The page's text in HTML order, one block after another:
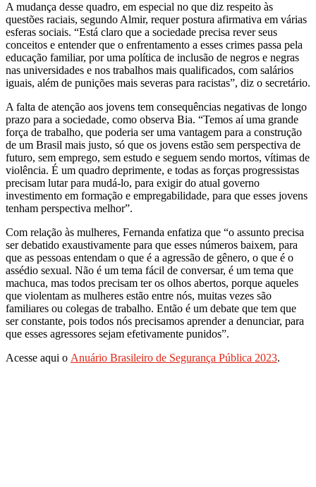
A mudança desse quadro, em especial no que diz respeito às
questões raciais, segundo Almir, requer postura afirmativa em várias
esferas sociais. “Está claro que a sociedade precisa rever seus
conceitos e entender que o enfrentamento a esses crimes passa pela
educação familiar, por uma política de inclusão de negros e negras
nas universidades e nos trabalhos mais qualificados, com salários
iguais, além de punições mais severas para racistas”, diz o secretário.
A falta de atenção aos jovens tem consequências negativas de longo
prazo para a sociedade, como observa Bia. “Temos aí uma grande
força de trabalho, que poderia ser uma vantagem para a construção
de um Brasil mais justo, só que os jovens estão sem perspectiva de
futuro, sem emprego, sem estudo e seguem sendo mortos, vítimas de
violência. É um quadro deprimente, e todas as forças progressistas
precisam lutar para mudá-lo, para exigir do atual governo
investimento em formação e empregabilidade, para que esses jovens
tenham perspectiva melhor”.
Com relação às mulheres, Fernanda enfatiza que “o assunto precisa
ser debatido exaustivamente para que esses números baixem, para
que as pessoas entendam o que é a agressão de gênero, o que é o
assédio sexual. Não é um tema fácil de conversar, é um tema que
machuca, mas todos precisam ter os olhos abertos, porque aqueles
que violentam as mulheres estão entre nós, muitas vezes são
familiares ou colegas de trabalho. Então é um debate que tem que
ser constante, pois todos nós precisamos aprender a denunciar, para
que esses agressores sejam efetivamente punidos”.
Acesse aqui o Anuário Brasileiro de Segurança Pública 2023.